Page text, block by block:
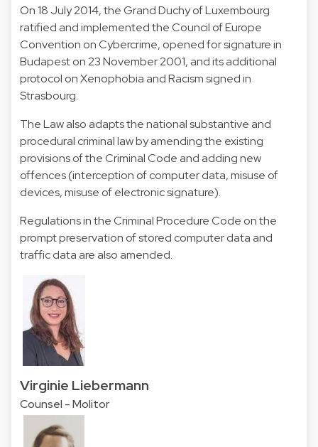
On 18 July 2014, the Grand Duchy of Luxembourg
ratified and implemented the Council of Europe
Convention on Cybercrime, opened for signature in
Budapest on 23 November 2001, and its additional
protocol on Xenophobia and Racism signed in
Strasbourg.
The Law also adapts the national substantive and
procedural criminal law by amending the existing
provisions of the Criminal Code and adding new
offences (interception of computer data, misuse of
devices, misuse of electronic signature).
Regulations in the Criminal Procedure Code on the
prompt preservation of stored computer data and
traffic data are also amended.
Virginie Liebermann
Counsel - Molitor